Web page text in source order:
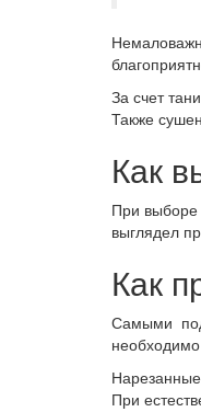
За счет
Также
Как
При выборе
выглядел
Как
Самыми
При